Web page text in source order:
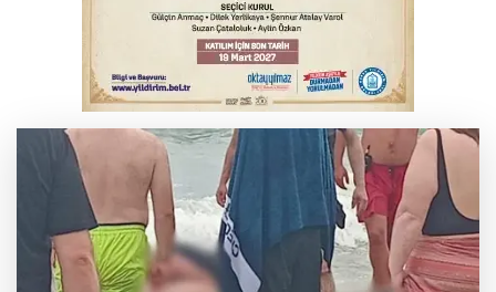
Bursa'da korkutan kazada 4 yaralı
Suça sürüklenen çocuk yasası TBMM'de
kabul edildi